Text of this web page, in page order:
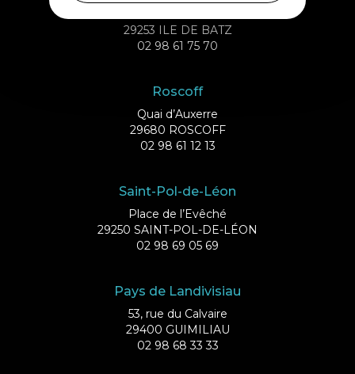
29253 ILE DE BATZ
02 98 61 75 70
Roscoff
Quai d’Auxerre
29680 ROSCOFF
02 98 61 12 13
Saint-Pol-de-Léon
Place de l’Evêché
29250 SAINT-POL-DE-LÉON
02 98 69 05 69
Pays de Landivisiau
53, rue du Calvaire
29400 GUIMILIAU
02 98 68 33 33